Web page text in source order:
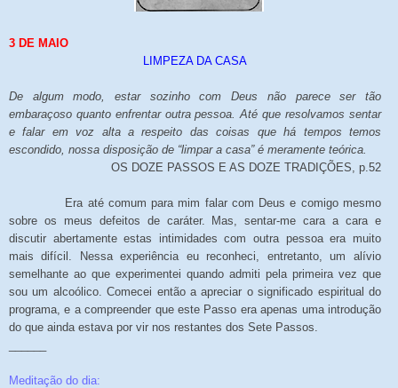
3 DE MAIO
LIMPEZA DA CASA
De algum modo, estar sozinho com Deus não parece ser tão
embaraçoso quanto enfrentar outra pessoa. Até que resolvamos sentar
e falar em voz alta a respeito das coisas que há tempos temos
escondido, nossa disposição de “limpar a casa” é meramente teórica.
OS DOZE PASSOS E AS DOZE TRADIÇÕES, p.52
Era até comum para mim falar com Deus e comigo mesmo
sobre os meus defeitos de caráter. Mas, sentar-me cara a cara e
discutir abertamente estas intimidades com outra pessoa era muito
mais difícil. Nessa experiência eu reconheci, entretanto, um alívio
semelhante ao que experimentei quando admiti pela primeira vez que
sou um alcoólico. Comecei então a apreciar o significado espiritual do
programa, e a compreender que este Passo era apenas uma introdução
do que ainda estava por vir nos restantes dos Sete Passos.
Meditação do dia: